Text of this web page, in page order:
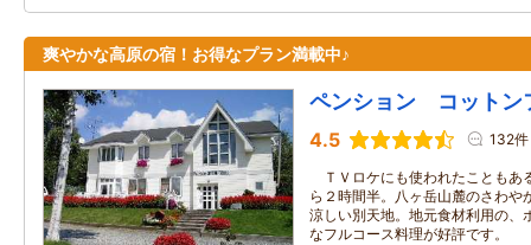
爽やかな高原の宿！お得なプラン満載中♪
ペンション コットン
4.5 132件
ＴＶロケにも使われたこともあ
ら２時間半。八ヶ岳山麓のさわ
涼しい別天地。地元食材利用の、
なフルコース料理が好評です。